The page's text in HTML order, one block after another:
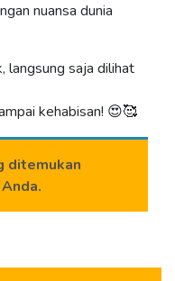
nuansa dunia
langsung saja dilihat
kehabisan! 😍🥰
ditemukan